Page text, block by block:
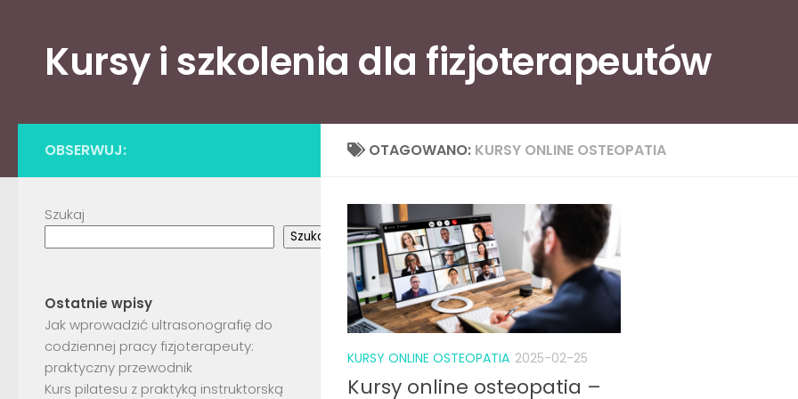
Kursy i szkolenia dla fizjoterapeutów
OTAGOWANO: KURSY ONLINE OSTEOPATIA
KURSY ONLINE OSTEOPATIA 2025-02-25
Kursy online osteopatia –
OBSERWUJ:
Szukaj
Szukaj
Ostatnie wpisy
Jak wprowadzić ultrasonografię do
codziennej pracy fizjoterapeuty:
praktyczny przewodnik
Kurs pilatesu z praktyką instruktorską